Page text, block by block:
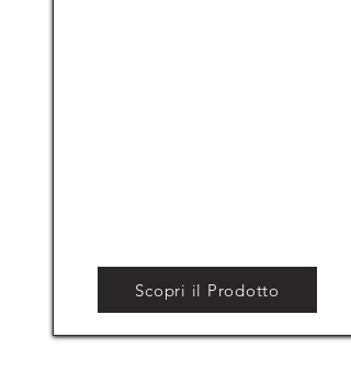
Scopri il Prodotto